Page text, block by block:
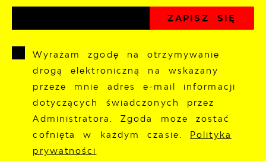
Wyrażam zgodę na otrzymywanie
drogą elektroniczną na wskazany
przeze mnie adres e-mail informacji
dotyczących świadczonych przez
Administratora. Zgoda może zostać
cofnięta w każdym czasie. Polityka
prywatności